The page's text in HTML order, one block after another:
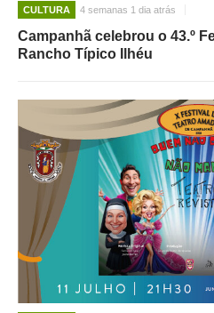
CULTURA 4 semanas 1 dia atrás
Campanhã celebrou o 43.º
Rancho Típico Ilhéu